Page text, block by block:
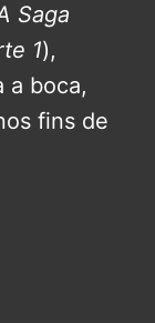
Saga
1),
a boca,
fins de